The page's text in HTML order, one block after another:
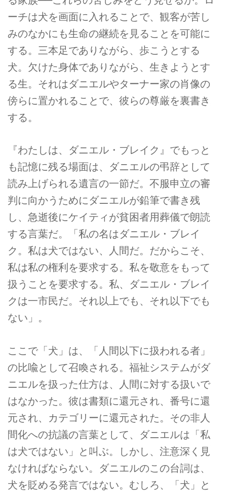
ーチは犬を画面に入れることで、観客が苦し
みのなかにも生命の継続を見ることを可能に
する。三本足でありながら、歩こうとする
犬。欠けた身体でありながら、生きようとす
る生。それはダニエルやターナー家の肖像の
傍らに置かれることで、彼らの尊厳を裏書き
する。
『わたしは、ダニエル・ブレイク』でもっと
も記憶に残る場面は、ダニエルの弔辞として
読み上げられる遺言の一節だ。不服申立の審
判に向かうためにダニエルが鉛筆で書き残
し、急逝後にケイティが貧困者用葬儀で朗読
する言葉だ。「私の名はダニエル・ブレイ
ク。私は犬ではない、人間だ。だからこそ、
私は私の権利を要求する。私を敬意をもって
扱うことを要求する。私、ダニエル・ブレイ
クは一市民だ。それ以上でも、それ以下でも
ない」。
ここで「犬」は、「人間以下に扱われる者」
の比喩として召喚される。福祉システムがダ
ニエルを扱った仕方は、人間に対する扱いで
はなかった。彼は書類に還元され、番号に還
元され、カテゴリーに還元された。その非人
間化への抗議の言葉として、ダニエルは「私
は犬ではない」と叫ぶ。しかし、注意深く見
なければならない。ダニエルのこの台詞は、
犬を貶める発言ではない。むしろ、「犬」と